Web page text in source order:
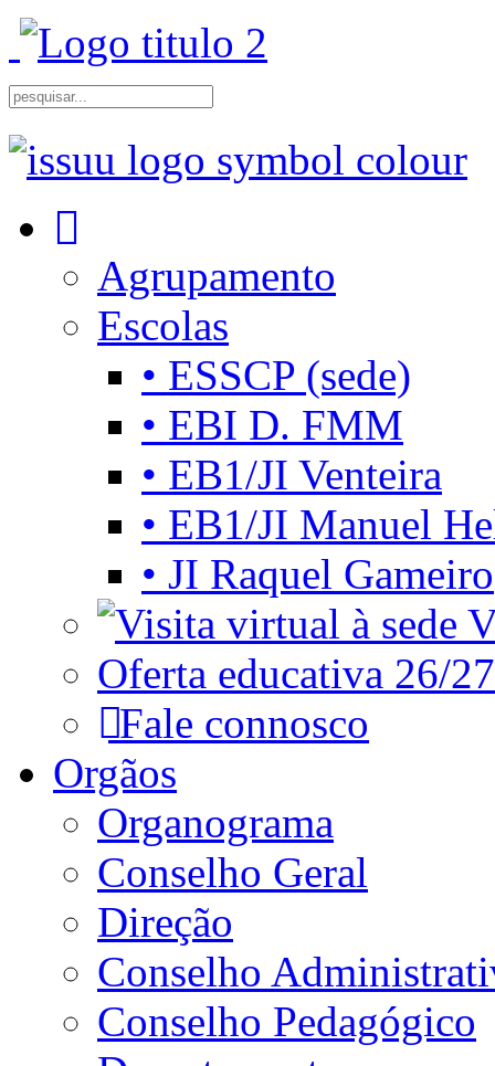
Agrupamento
Escolas
• ESSCP (sede)
• EBI D. FMM
• EB1/JI Venteira
• EB1/JI Manuel
• JI Raquel Gameiro
Oferta educativa 26/27
Fale connosco
Orgãos
Organograma
Conselho Geral
Direção
Conselho
Conselho Pedagógico